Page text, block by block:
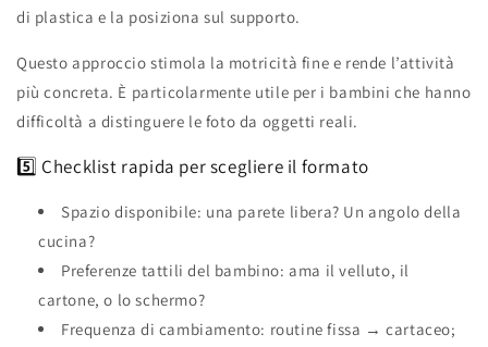
di plastica e la posiziona sul supporto.
Questo approccio stimola la motricità fine e rende l’attività
più concreta. È particolarmente utile per i bambini che hanno
difficoltà a distinguere le foto da oggetti reali.
5️⃣ Checklist rapida per scegliere il formato
Spazio disponibile: una parete libera? Un angolo della
cucina?
Preferenze tattili del bambino: ama il velluto, il
cartone, o lo schermo?
Frequenza di cambiamento: routine fissa → cartaceo;